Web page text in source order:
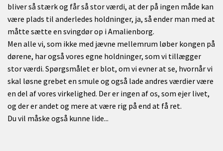
bliver så stærk og får så stor værdi, at der på ingen måde kan
være plads til anderledes holdninger, ja, så ender man med at
måtte sætte en svingdør op i Amalienborg.
Men alle vi, som ikke med jævne mellemrum løber kongen på
dørene, har også vores egne holdninger, som vi tillægger
stor værdi. Spørgsmålet er blot, om vi evner at se, hvornår vi
skal løsne grebet en smule og også lade andres værdier være
en del af vores virkelighed. Der er ingen af os, som ejer livet,
og der er andet og mere at være rig på end at få ret.
Du vil måske også kunne lide...